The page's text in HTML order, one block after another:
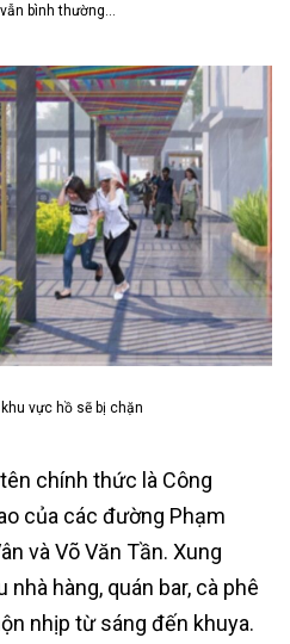
bình thường…
vực hồ sẽ bị chặn
chính thức là Công
của các đường Phạm
và Võ Văn Tần. Xung
hàng, quán bar, cà phê
nhịp từ sáng đến khuya.